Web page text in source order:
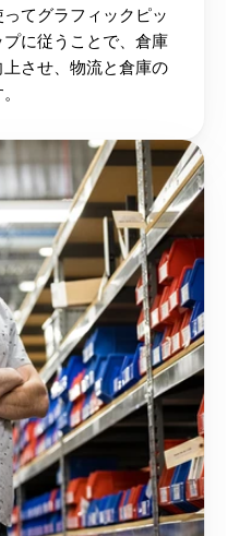
てグラフィックピッ
に従うことで、倉庫
させ、物流と倉庫の